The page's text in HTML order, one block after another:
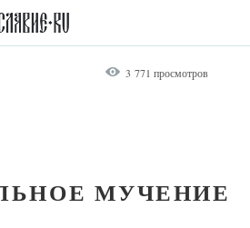
3 771 просмотров
МУЧЕНИЕ